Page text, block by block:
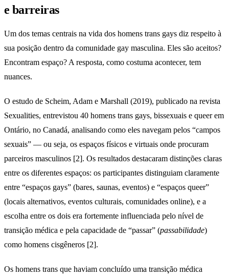
e barreiras
Um dos temas centrais na vida dos homens trans gays diz respeito à
sua posição dentro da comunidade gay masculina. Eles são aceitos?
Encontram espaço? A resposta, como costuma acontecer, tem
nuances.
O estudo de Scheim, Adam e Marshall (2019), publicado na revista
Sexualities, entrevistou 40 homens trans gays, bissexuais e queer em
Ontário, no Canadá, analisando como eles navegam pelos “campos
sexuais” — ou seja, os espaços físicos e virtuais onde procuram
parceiros masculinos [2]. Os resultados destacaram distinções claras
entre os diferentes espaços: os participantes distinguiam claramente
entre “espaços gays” (bares, saunas, eventos) e “espaços queer”
(locais alternativos, eventos culturais, comunidades online), e a
escolha entre os dois era fortemente influenciada pelo nível de
transição médica e pela capacidade de “passar” (passabilidade)
como homens cisgêneros [2].
Os homens trans que haviam concluído uma transição médica